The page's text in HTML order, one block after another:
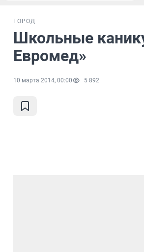
ГОРОД
Школьные
Евромед»
10 марта 2014, 00:00 5 892